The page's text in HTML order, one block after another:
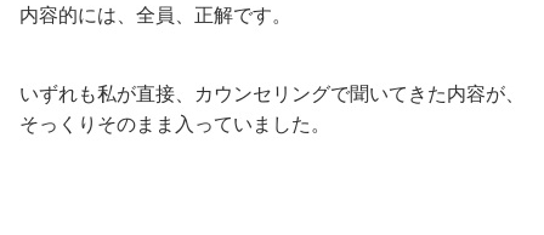
内容的には、全員、正解です。
いずれも私が直接、カウンセリングで聞いてきた内容が、
そっくりそのまま入っていました。